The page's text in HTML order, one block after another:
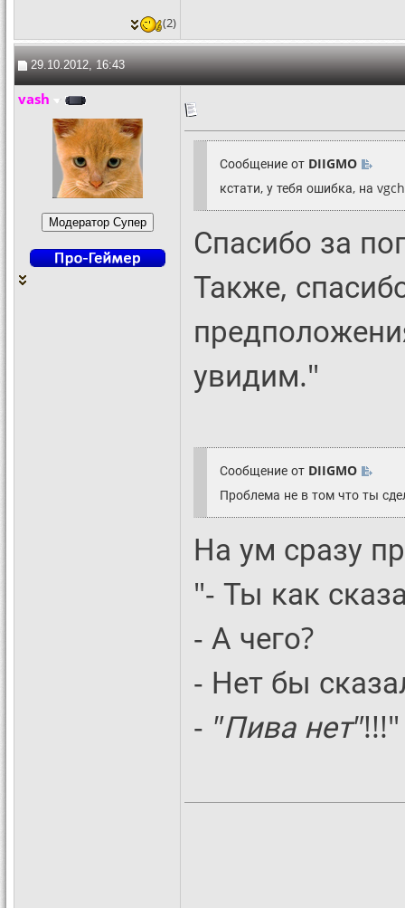
(2)
29.10.2012, 16:43
vash
Сообщение от DIIGMO
кстати, у тебя ошибка, на
Спасибо за
Также,
увидим."
Сообщение от DIIGMO
Проблема не в том что ты
На ум сразу
"- Ты как
- А чего?
- Нет бы
- "Пива нет"